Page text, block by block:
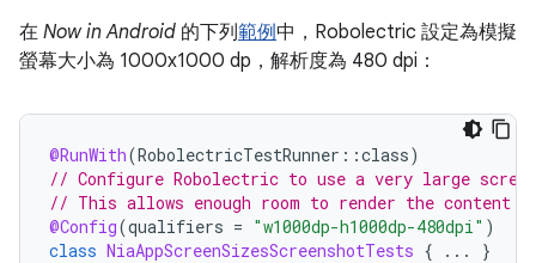
在 Now in Android 的下列範例中，Robolectric 設定為模擬
螢幕大小為 1000x1000 dp，解析度為 480 dpi：
@RunWith(RobolectricTestRunner ::class)
// Configure Robolectric to use a very large
// This allows enough room to render the
@Config(qualifiers = "w1000dp-h1000dp-480dpi" )
class NiaAppScreenSizesScreenshotTests { ... }